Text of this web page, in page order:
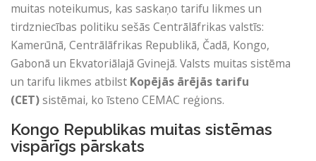
muitas noteikumus, kas saskaņo tarifu likmes un
tirdzniecības politiku sešās Centrālāfrikas valstīs:
Kamerūnā, Centrālāfrikas Republikā, Čadā, Kongo,
Gabonā un Ekvatoriālajā Gvinejā. Valsts muitas sistēma
un tarifu likmes atbilst Kopējās ārējās tarifu
(CET)sistēmai, ko īsteno CEMAC reģions.
Kongo Republikas muitas sistēmas
vispārīgs pārskats